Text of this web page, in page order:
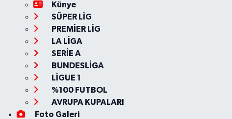
Künye
SÜPER LİG
PREMİER LİG
LA LİGA
SERİE A
BUNDESLİGA
LİGUE 1
%100 FUTBOL
AVRUPA KUPALARI
Foto Galeri